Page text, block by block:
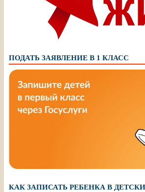
ПОДАТЬ ЗАЯВЛЕНИЕ В 1 КЛАСС
КАК ЗАПИСАТЬ РЕБЕНКА В